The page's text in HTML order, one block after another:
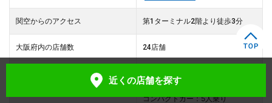
関空からのアクセス 第1ターミナル2階より徒歩3分
大阪府内の店舗数 24店舗
コンパクトカー：5人乗り
近くの店舗を探す